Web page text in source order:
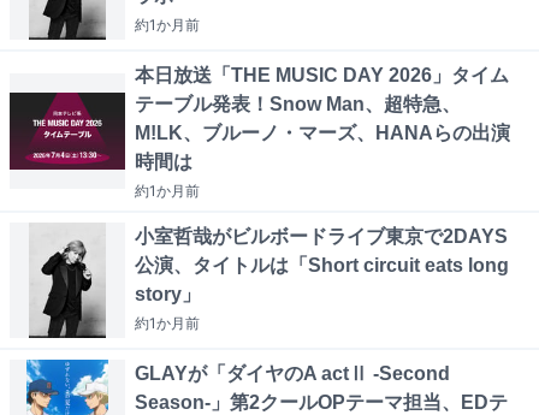
約1か月前
本日放送「THE MUSIC DAY 2026」タイム
テーブル発表！Snow Man、超特急、
M!LK、ブルーノ・マーズ、HANAらの出演
時間は
約1か月前
小室哲哉がビルボードライブ東京で2DAYS
公演、タイトルは「Short circuit eats long
story」
約1か月前
GLAYが「ダイヤのA actⅡ -Second
Season-」第2クールOPテーマ担当、EDテ